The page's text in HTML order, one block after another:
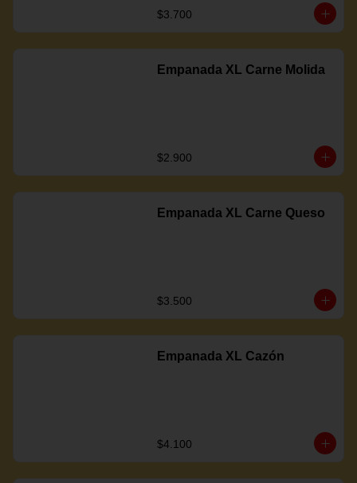
$3.700
Empanada XL Carne Molida
$2.900
Empanada XL Carne Queso
$3.500
Empanada XL Cazón
$4.100